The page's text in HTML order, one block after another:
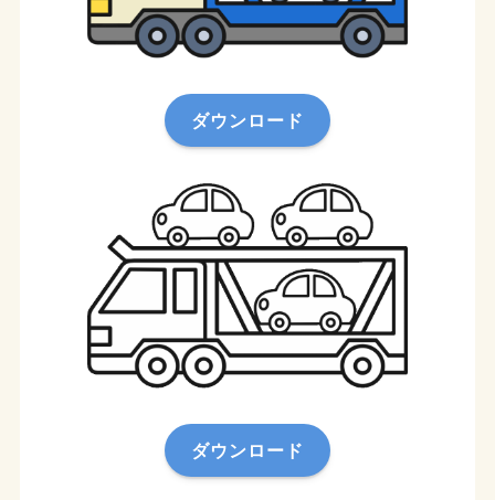
ダウンロード
ダウンロード